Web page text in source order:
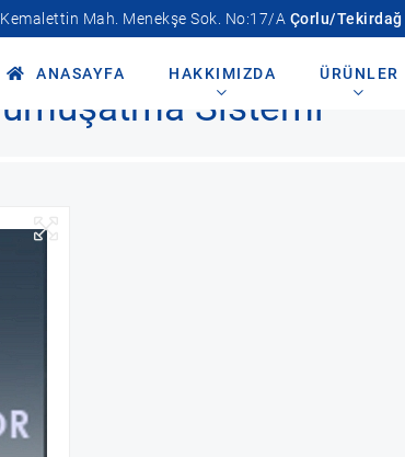
Kemalettin Mah. Menekşe Sok. No:17/A Çorlu/Tekirdağ
ANASAYFA HAKKIMIZDA ÜRÜNLER
Sistemi